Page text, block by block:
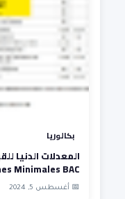
بكالوريا
Minimales BAC
📅 أغسطس 5, 2024